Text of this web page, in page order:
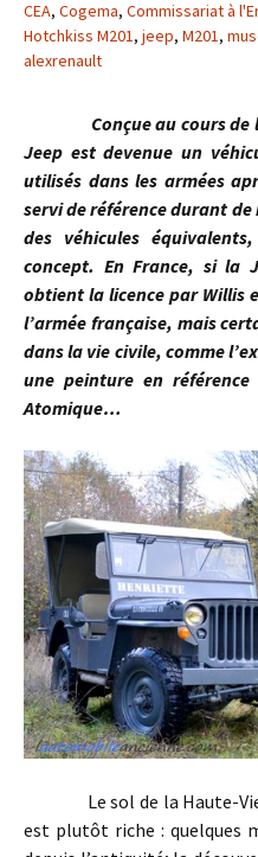
CEA, Cogema, Commissariat à
Hotchkiss M201, jeep, M201,
alexrenault
Conçue au cours de la
Jeep est devenue un
utilisés dans les armées
servi de référence durant
des véhicules
concept. En France, si la
obtient la licence par Willis
l’armée française, mais
dans la vie civile, comme
une peinture en référence
Atomique…
Le sol de la Haute-
est plutôt riche : quelques